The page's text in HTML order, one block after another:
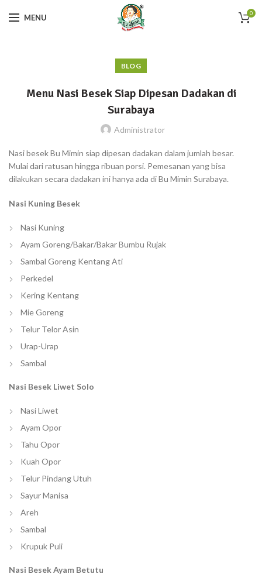
MENU 0
BLOG
Menu Nasi Besek Siap Dipesan Dadakan di
Surabaya
Administrator
Nasi besek Bu Mimin siap dipesan dadakan dalam jumlah besar.
Mulai dari ratusan hingga ribuan porsi. Pemesanan yang bisa
dilakukan secara dadakan ini hanya ada di Bu Mimin Surabaya.
Nasi Kuning Besek
Nasi Kuning
Ayam Goreng/Bakar/Bakar Bumbu Rujak
Sambal Goreng Kentang Ati
Perkedel
Kering Kentang
Mie Goreng
Telur Telor Asin
Urap-Urap
Sambal
Nasi Besek Liwet Solo
Nasi Liwet
Ayam Opor
Tahu Opor
Kuah Opor
Telur Pindang Utuh
Sayur Manisa
Areh
Sambal
Krupuk Puli
Nasi Besek Ayam Betutu